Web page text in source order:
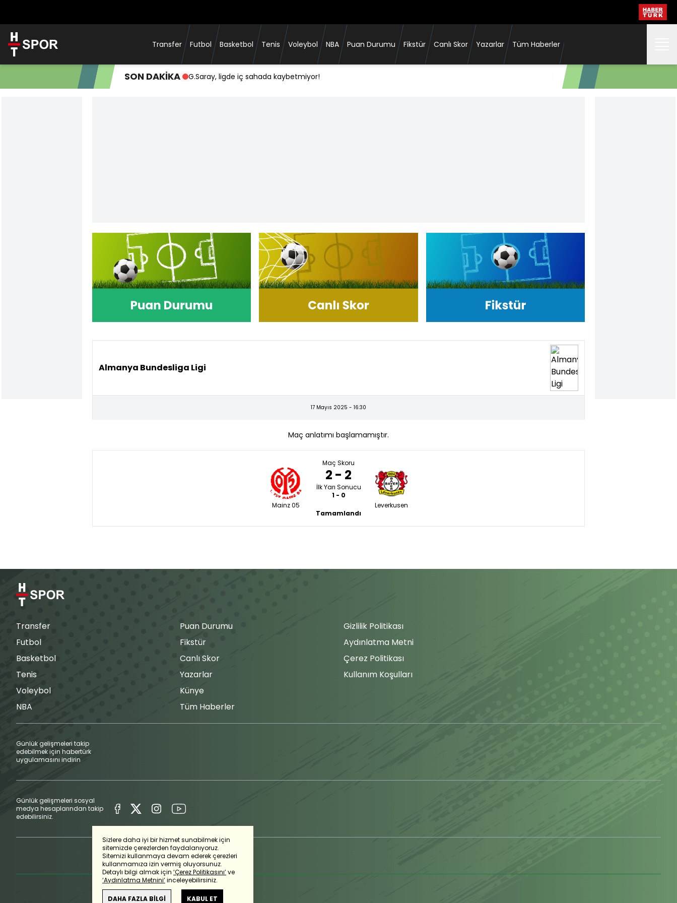
Transfer Futbol Basketbol Tenis Voleybol NBA Puan Durumu Fikstür Canlı Skor Yazarlar Tüm Haberler
SON DAKİKA G.Saray, ligde iç sahada kaybetmiyor! "Üçüncü gole kadar hep zor
Almanya Bundesliga Ligi
17 Mayıs 2025 - 16:30
Maç anlatımı başlamamıştır.
Mainz 05
Maç Skoru
2 - 2
İlk Yarı Sonucu
1 - 0
Tamamlandı
Leverkusen
Sizlere daha iyi bir hizmet sunabilmek için
sitemizde çerezlerden faydalanıyoruz.
Sitemizi kullanmaya devam ederek çerezleri
kullanmamıza izin vermiş oluyorsunuz.
Detaylı bilgi almak için ‘Çerez Politikasını’ve
‘Aydınlatma Metnini’inceleyebilirsiniz.
DAHA FAZLA BİLGİ KABUL ET
Transfer
Futbol
Basketbol
Tenis
Voleybol
NBA
Puan Durumu
Fikstür
Canlı Skor
Yazarlar
Künye
Tüm Haberler
Gizlilik Politikası
Aydınlatma Metni
Çerez Politikası
Kullanım Koşulları
Günlük gelişmeleri takip
edebilmek için habertürk
uygulamasını indirin
Günlük gelişmeleri sosyal
medya hesaplarından takip
edebilirsiniz.